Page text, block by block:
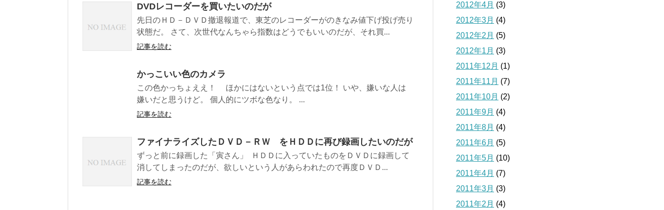
DVDレコーダーを買いたいのだが
先日のＨＤ－ＤＶＤ撤退報道で、東芝のレコーダーがのきなみ値下げ投げ売り
状態だ。 さて、次世代なんちゃら指数はどうでもいいのだが、それ買...
記事を読む
かっこいい色のカメラ
この色かっちょええ！ ほかにはないという点では1位！ いや、嫌いな人は
嫌いだと思うけど。 個人的にツボな色なり。 ...
記事を読む
ファイナライズしたＤＶＤ－ＲＷ をＨＤＤに再び録画したいのだが
ずっと前に録画した「寅さん」 ＨＤＤに入っていたものをＤＶＤに録画して
消してしまったのだが、欲しいという人があらわれたので再度ＤＶＤ...
記事を読む
2012年4月 (3)
2012年3月 (4)
2012年2月 (5)
2012年1月 (3)
2011年12月 (1)
2011年11月 (7)
2011年10月 (2)
2011年9月 (4)
2011年8月 (4)
2011年6月 (5)
2011年5月 (10)
2011年4月 (7)
2011年3月 (3)
2011年2月 (4)